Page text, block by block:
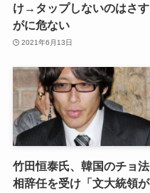
け→タップしないのはさす
がに危ない
2021年6月13日
竹田恒泰氏、韓国のチョ法
相辞任を受け「文大統領が